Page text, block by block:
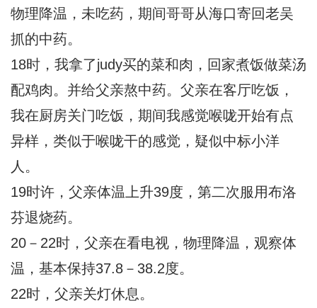
物理降温，未吃药，期间哥哥从海口寄回老吴
抓的中药。
18时，我拿了judy买的菜和肉，回家煮饭做菜汤
配鸡肉。并给父亲熬中药。父亲在客厅吃饭，
我在厨房关门吃饭，期间我感觉喉咙开始有点
异样，类似于喉咙干的感觉，疑似中标小洋
人。
19时许，父亲体温上升39度，第二次服用布洛
芬退烧药。
20－22时，父亲在看电视，物理降温，观察体
温，基本保持37.8－38.2度。
22时，父亲关灯休息。